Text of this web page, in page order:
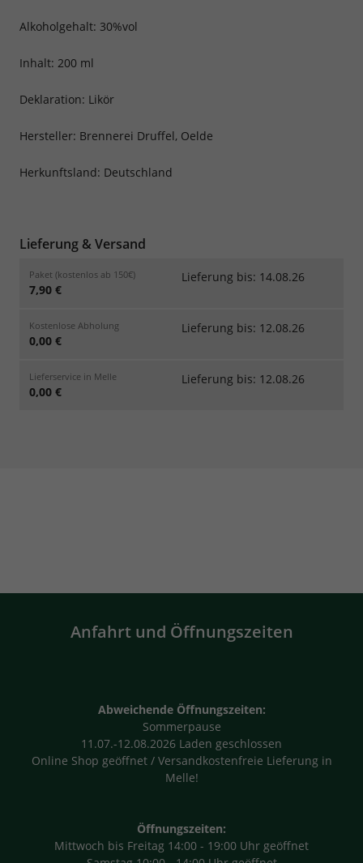
Alkoholgehalt: 30%vol
Inhalt: 200 ml
Deklaration: Likör
Hersteller: Brennerei Druffel, Oelde
Herkunftsland: Deutschland
Lieferung & Versand
Paket (kostenlos ab 150€)
7,90 €
Lieferung bis: 14.08.26
Kostenlose Abholung
0,00 €
Lieferung bis: 12.08.26
Lieferservice in Melle
0,00 €
Lieferung bis: 12.08.26
Anfahrt und Öffnungszeiten
Abweichende Öffnungszeiten:
Sommerpause
11.07.-12.08.2026 Laden geschlossen
Online Shop geöffnet / Versandkostenfreie Lieferung in
Melle!
Öffnungszeiten:
Mittwoch bis Freitag 14:00 - 19:00 Uhr geöffnet